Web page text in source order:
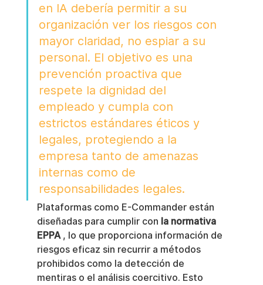
en IA debería permitir a su
organización ver los riesgos con
mayor claridad, no espiar a su
personal. El objetivo es una
prevención proactiva que
respete la dignidad del
empleado y cumpla con
estrictos estándares éticos y
legales, protegiendo a la
empresa tanto de amenazas
internas como de
responsabilidades legales.
Plataformas como E-Commander están
diseñadas para cumplir con la normativa
EPPA , lo que proporciona información de
riesgos eficaz sin recurrir a métodos
prohibidos como la detección de
mentiras o el análisis coercitivo. Esto